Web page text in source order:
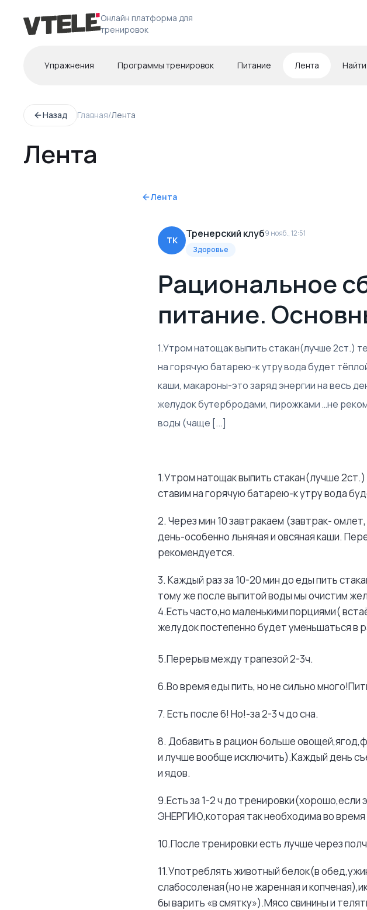
Онлайн платформа для
тренировок
Упражнения Программы тренировок Питание Лента
Назад Главная/Лента
Лента
Лента
ТК
Тренерский клуб9 нояб., 12:51
Здоровье
Рациональное
питание.
1.Утром натощак выпить стакан(лучше 2ст.)
на горячую батарею-к утру вода будет
каши, макароны-это заряд энергии на весь
желудок бутербродами, пирожками …не
воды (чаще [...]
1.Утром натощак выпить стакан(лучше
ставим на горячую батарею-к утру вода
2. Через мин 10 завтракаем (завтрак-
день-особенно льняная и овсяная каши.
рекомендуется.
3. Каждый раз за 10-20 мин до еды пить
тому же после выпитой воды мы очистим
4.Есть часто,но маленькими порциями(
желудок постепенно будет уменьшаться в
5.Перерыв между трапезой 2-3ч.
6.Во время еды пить, но не сильно
7. Есть после 6! Но!-за 2-3 ч до сна.
8. Добавить в рацион больше
и лучше вообще исключить).Каждый день
и ядов.
9.Есть за 1-2 ч до
ЭНЕРГИЮ,которая так необходима во
10.После тренировки есть лучше через
11.Употреблять животный белок(в
слабосоленая(но не жаренная и
бы варить «в смятку»).Мясо свинины и